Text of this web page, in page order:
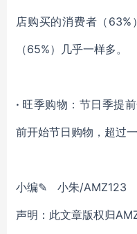
店购买的消费者（
（65%）几乎一样多。
· 旺季购物：节日季提
前开始节日购物，超过
小编✎ 小朱/AMZ123
声明：此文章版权归